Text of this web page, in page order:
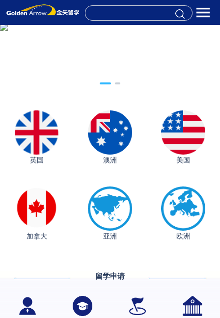
英国 澳洲 美国
加拿大 亚洲 欧洲
留学申请
从上海财大2+2到谢菲尔德：低均分逆袭QS百强金
西南财经大学投资学背景，成功斩获英国名校多份